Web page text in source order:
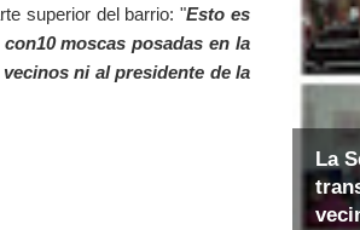
La
superior del barrio: "Esto es
moscas posadas en la
ni al presidente de la